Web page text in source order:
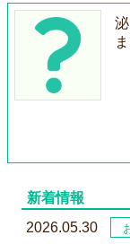
新着情報
2026.05.30